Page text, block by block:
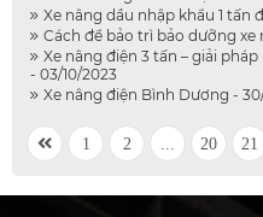
Xe nâng dầu nhập khẩu 1 tấn
Cách để bảo trì bảo dưỡng xe
Xe nâng điện 3 tấn – giải
- 03/10/2023
Xe nâng điện Bình Dương -
1 2 20 21